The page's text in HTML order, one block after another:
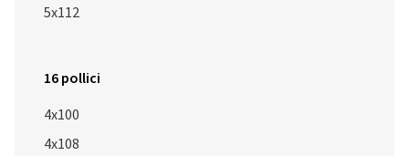
5x112
16 pollici
4x100
4x108